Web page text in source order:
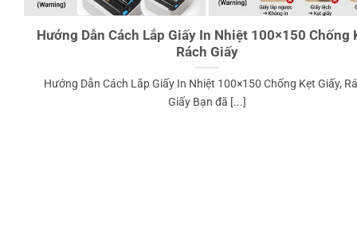
Hướng Dẫn Cách Lắp Giấy In Nhiệt 100×150 Chống
Rách Giấy
Hướng Dẫn Cách Lắp Giấy In Nhiệt 100×150 Chống Kẹt Giấy,
Giấy Bạn đã [...]